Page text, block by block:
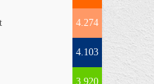
4.274
4.103
3.920